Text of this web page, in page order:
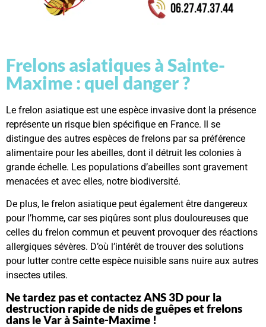
Frelons asiatiques à Sainte-
Maxime : quel danger ?
Le frelon asiatique est une espèce invasive dont la présence
représente un risque bien spécifique en France. Il se
distingue des autres espèces de frelons par sa préférence
alimentaire pour les abeilles, dont il détruit les colonies à
grande échelle. Les populations d’abeilles sont gravement
menacées et avec elles, notre biodiversité.
De plus, le frelon asiatique peut également être dangereux
pour l’homme, car ses piqûres sont plus douloureuses que
celles du frelon commun et peuvent provoquer des réactions
allergiques sévères. D’où l’intérêt de trouver des solutions
pour lutter contre cette espèce nuisible sans nuire aux autres
insectes utiles.
Ne tardez pas et contactez ANS 3D pour la
destruction rapide de nids de guêpes et frelons
dans le Var à Sainte-Maxime !